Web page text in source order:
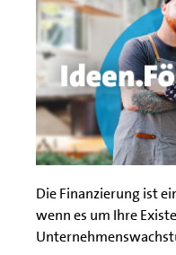
Die Finanzierung ist
wenn es um Ihre